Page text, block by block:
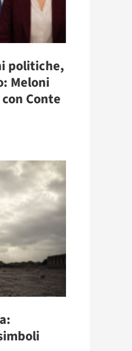
politiche,
Meloni
Conte